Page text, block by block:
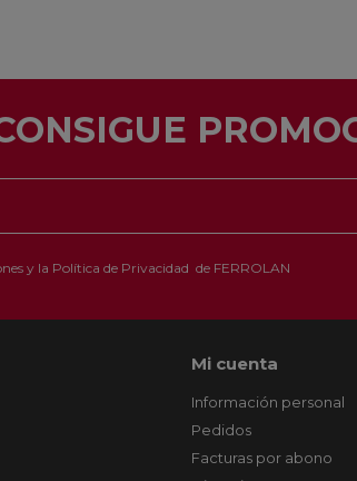
y la Política de Privacidad de FERROLAN
Mi cuenta
Información personal
Pedidos
Facturas por abono